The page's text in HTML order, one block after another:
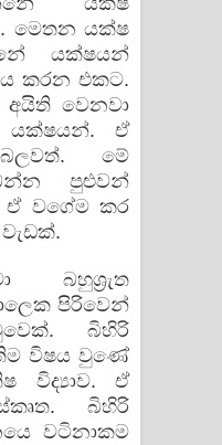
මෙතන යක්ෂ
යක්ෂයන්
කරන එකට.
වෙනවා
ඒ
මේ
පුළුවන්
ඒ වගේම කර
බහුශ්‍රැත
පිරිවෙන්
බිහිරි
විෂය වුණේ
විද්‍යාව. ඒ
බිහිරි
වටිනාකම